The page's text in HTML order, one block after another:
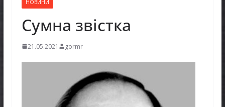
НОВИНИ
Сумна звістка
21.05.2021 gormr